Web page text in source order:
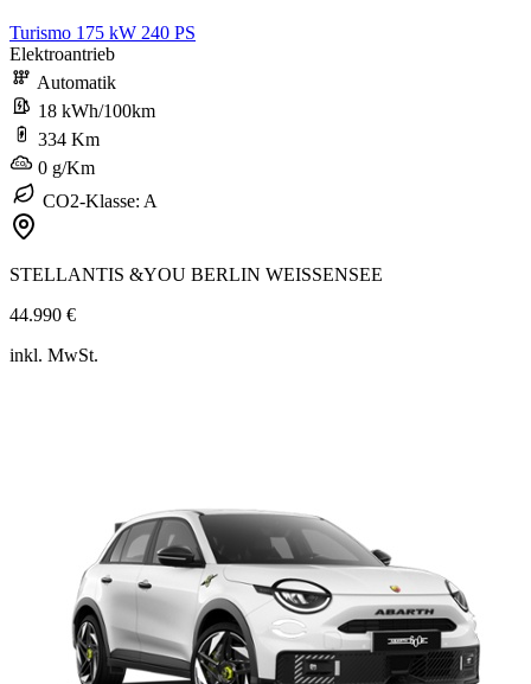
Turismo 175 kW 240 PS
Elektroantrieb
Automatik
18 kWh/100km
334 Km
0 g/Km
CO2-Klasse: A
STELLANTIS &YOU BERLIN WEISSENSEE
44.990 €
inkl. MwSt.